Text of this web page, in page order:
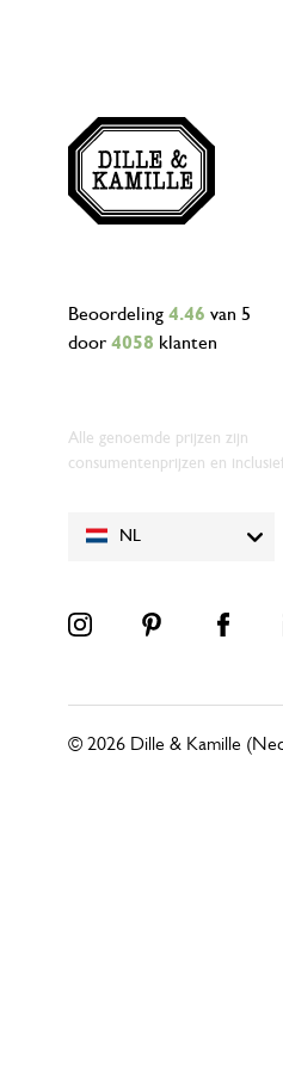
NL
Beoordeling 4.46 van 5
door 4058 klanten
Alle genoemde prijzen zijn
consumentenprijzen en
© 2026 Dille & Kamille